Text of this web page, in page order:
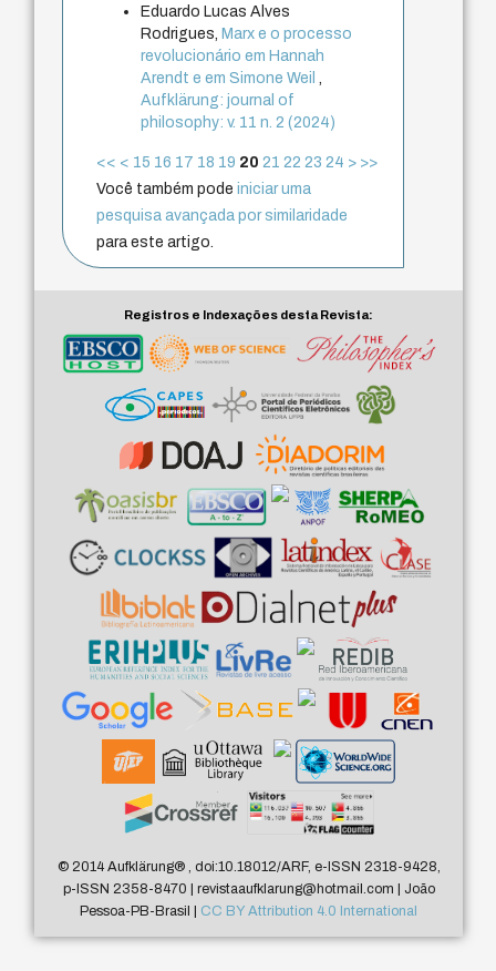
Eduardo Lucas Alves
Rodrigues, Marx e o processo
revolucionário em Hannah
Arendt e em Simone Weil,
Aufklärung: journal of
philosophy: v. 11 n. 2 (2024)
<< < 15 16 17 18 19 20 21 22 23 24 > >>
Você também podeiniciar uma
pesquisa avançada por similaridade
para este artigo.
Registros e Indexações desta Revista:
© 2014 Aufklärung®, doi:10.18012/ARF, e-ISSN 2318-9428,
p-ISSN 2358-8470 | revistaaufklarung@hotmail.com | João
Pessoa-PB-Brasil | CC BY Attribution 4.0 International